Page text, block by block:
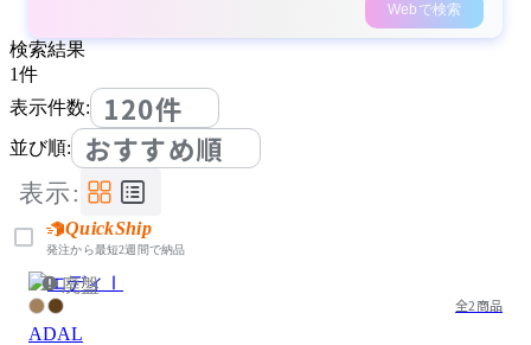
Webで検索
検索結果
1件
表示件数:
120件
並び順: おすすめ順
表示:
QuickShip
発注から最短2週間で納品
廃盤
全2商品
ADAL